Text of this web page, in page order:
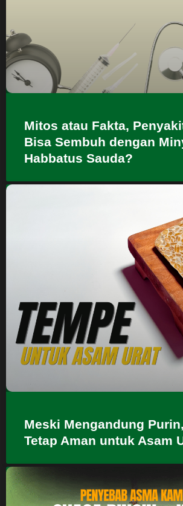
Mitos atau Fakta,
Bisa Sembuh dengan
Habbatus Sauda?
Meski Mengandung
Tetap Aman untuk Asam